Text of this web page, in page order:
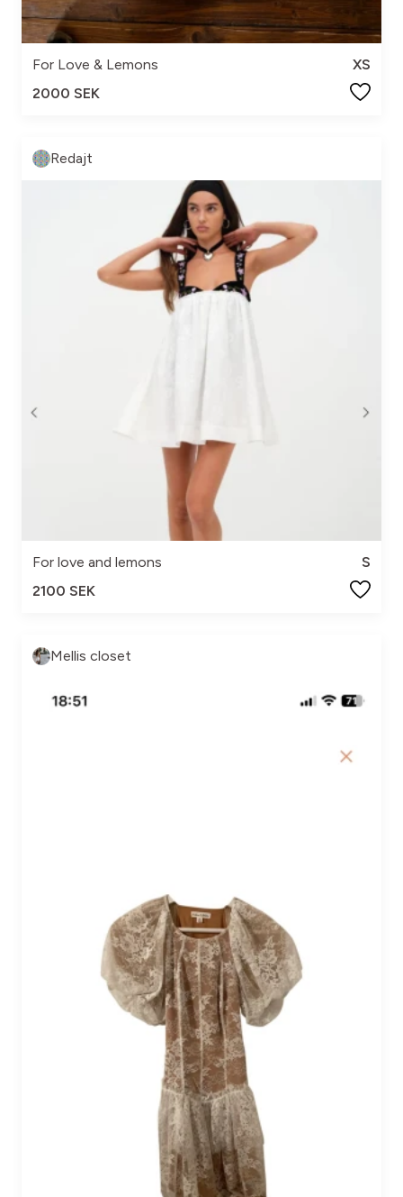
For Love & Lemons
XS
2000 SEK
Redajt
For love and lemons
S
2100 SEK
Mellis closet